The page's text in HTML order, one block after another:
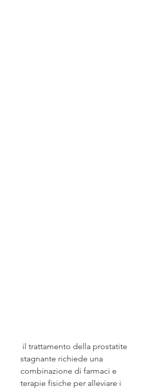
stagnante richiede una
combinazione di farmaci e
terapie fisiche per alleviare i